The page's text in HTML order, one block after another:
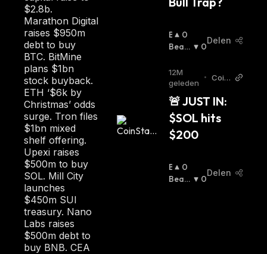
$2.8b.
Marathon Digital
raises $950m
debt to buy
BTC. BitMine
plans $1bn
stock buyback.
ETH ‘$6k by
Christmas’ odds
surge. Tron files
$1bn mixed
shelf offering.
Upexi raises
$500m to buy
SOL. Mill City
launches
$450m SUI
treasury. Nano
Labs raises
$500m debt to
buy BNB. CEA
B
U
I
S
H
0
Beari
0
Delen
12M
geleden
• Coin
Twitt
🚨 JUST IN:
$SOL hits
$200
B
U
0
Beari
0
Delen